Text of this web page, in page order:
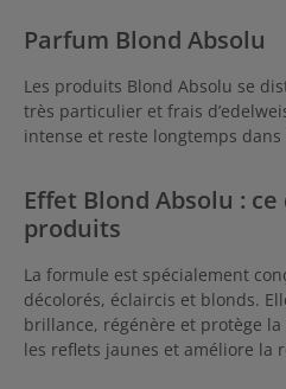
Parfum Blond Absolu
Les produits Blond Absolu se
très particulier et frais
intense et reste longtemps dans
Effet Blond Absolu :
produits
La formule est spécialement
décolorés, éclaircis et blonds.
brillance, régénère et protège
les reflets jaunes et améliore la